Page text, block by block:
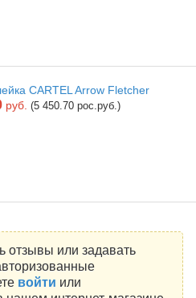
CARTEL Arrow Fletcher
руб. (5 450.70 рос.руб.)
отзывы или задавать
войти или